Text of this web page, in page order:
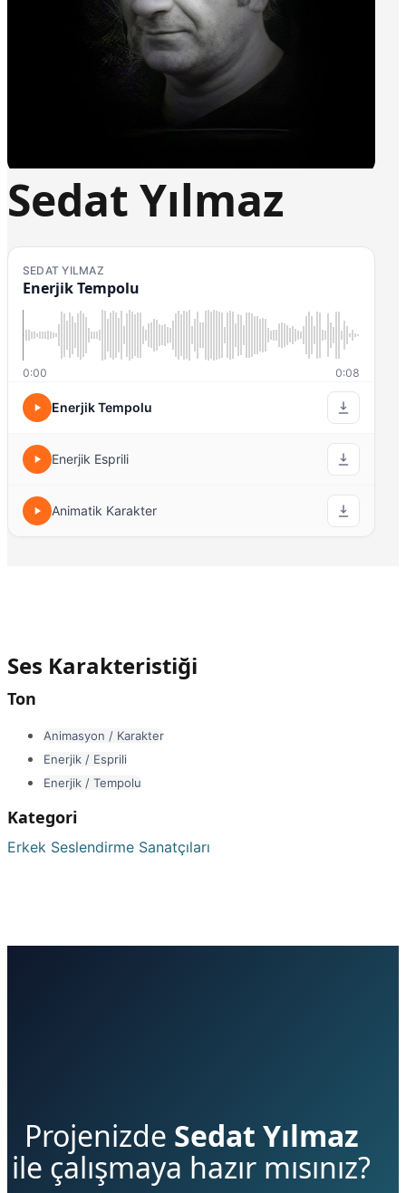
Sedat Yılmaz
SEDAT YILMAZ
Enerjik Tempolu
0:00 0:08
Enerjik Tempolu
Enerjik Esprili
Animatik Karakter
Ses Karakteristiği
Ton
Animasyon / Karakter
Enerjik / Esprili
Enerjik / Tempolu
Kategori
Erkek Seslendirme Sanatçıları
Projenizde Sedat Yılmaz
ile çalışmaya hazır mısınız?